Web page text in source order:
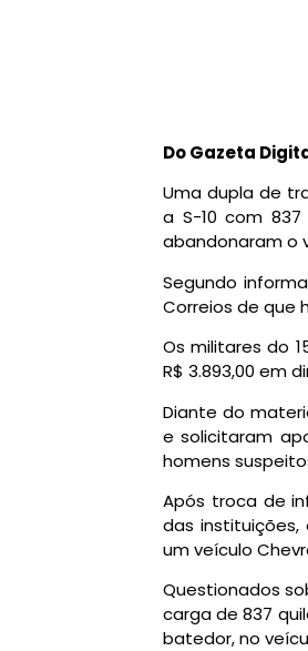
Do Gazeta
Uma dupla de
a S-10 com 837
abandonaram o
Segundo
Correios de que
Os militares do
R$ 3.893,00 em
Diante do
e solicitaram
homens
Após troca de
das instituições,
um veículo
Questionados
carga de 837
batedor, no